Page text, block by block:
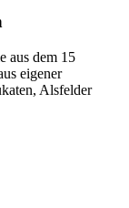
aus dem 15
eigener
Alsfelder